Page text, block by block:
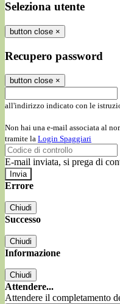
Seleziona utente
button close ×
Recupero password
button close ×
all'indirizzo indicato con le
Non hai una e-mail associata al
tramite la Login Spaggiari
E-mail inviata, si prega di
Errore
Chiudi
Successo
Chiudi
Informazione
Chiudi
Attendere...
Attendere il completamento